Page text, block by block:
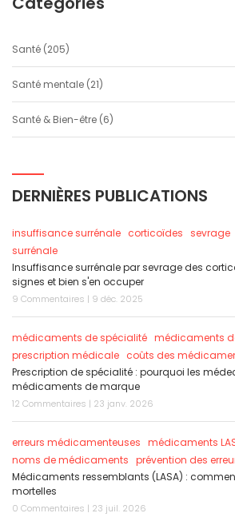
Santé (205)
Santé mentale (21)
Santé & Bien-être (6)
DERNIÈRES PUBLICATIONS
insuffisance surrénale corticoïdes sevrage
surrénale
Insuffisance surrénale par sevrage des
signes et bien s'en occuper
9 Commentaires | 9 déc. 2025
médicaments de spécialité médicaments
prescription médicale coûts des
Prescription de spécialité : pourquoi les
médicaments de marque
12 Commentaires | 23 janv. 2026
erreurs médicamenteuses médicaments
noms de médicaments prévention des
Médicaments ressemblants (LASA) :
mortelles
0 Commentaires | 23 juil. 2026